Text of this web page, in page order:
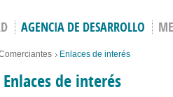
AGENCIA DE DESARROLLO
Enlaces de interés
Enlaces de interés